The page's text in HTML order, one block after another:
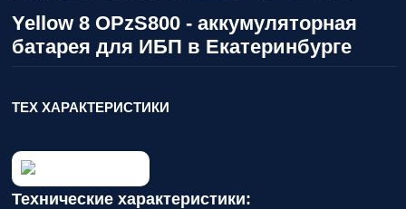
Yellow 8 OPzS800 - аккумуляторная
батарея для ИБП в Екатеринбурге
ТЕХ ХАРАКТЕРИСТИКИ
Технические характеристики: